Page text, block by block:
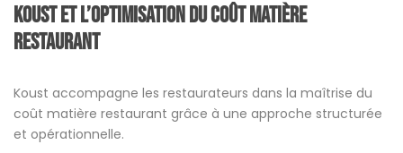
Koust et l’optimisation du coût matière
restaurant
Koust accompagne les restaurateurs dans la maîtrise du
coût matière restaurant grâce à une approche structurée
et opérationnelle.